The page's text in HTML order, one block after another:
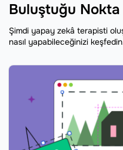
Buluştuğu Nokta
Şimdi yapay zekâ terapisti
nasıl yapabileceğinizi